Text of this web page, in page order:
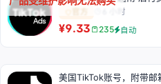
6 小时
¥9.33 235 自动
美国TikTok账号，附带